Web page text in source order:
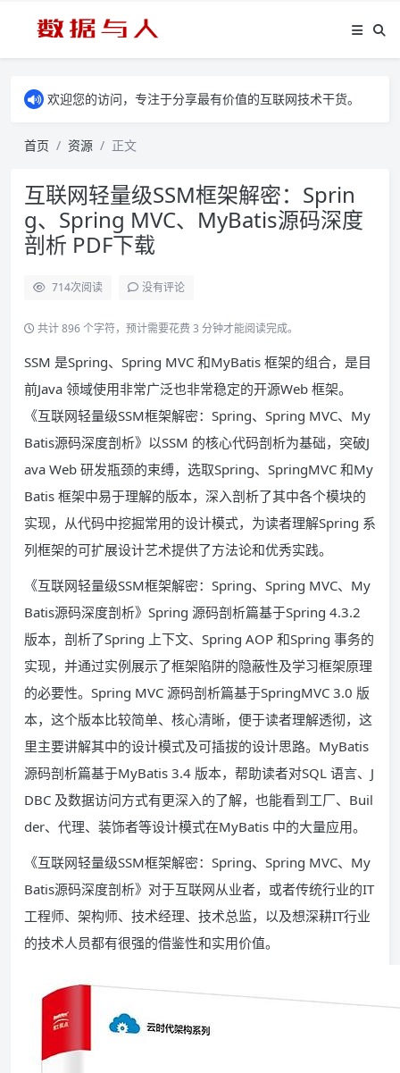
欢迎您的访问，专注于分享最有价值的互联网技术干货。
首页 资源 正文
互联网轻量级SSM框架解密：Sprin
g、Spring MVC、MyBatis源码深度
剖析 PDF下载
714次阅读 没有评论
共计 896 个字符，预计需要花费 3 分钟才能阅读完成。
SSM 是Spring、Spring MVC 和MyBatis 框架的组合，是目
前Java 领域使用非常广泛也非常稳定的开源Web 框架。
《互联网轻量级SSM框架解密：Spring、Spring MVC、My
Batis源码深度剖析》以SSM 的核心代码剖析为基础，突破J
ava Web 研发瓶颈的束缚，选取Spring、SpringMVC 和My
Batis 框架中易于理解的版本，深入剖析了其中各个模块的
实现，从代码中挖掘常用的设计模式，为读者理解Spring 系
列框架的可扩展设计艺术提供了方法论和优秀实践。
《互联网轻量级SSM框架解密：Spring、Spring MVC、My
Batis源码深度剖析》Spring 源码剖析篇基于Spring 4.3.2
版本，剖析了Spring 上下文、Spring AOP 和Spring 事务的
实现，并通过实例展示了框架陷阱的隐蔽性及学习框架原理
的必要性。Spring MVC 源码剖析篇基于SpringMVC 3.0 版
本，这个版本比较简单、核心清晰，便于读者理解透彻，这
里主要讲解其中的设计模式及可插拔的设计思路。MyBatis
源码剖析篇基于MyBatis 3.4 版本，帮助读者对SQL 语言、J
DBC 及数据访问方式有更深入的了解，也能看到工厂、Buil
der、代理、装饰者等设计模式在MyBatis 中的大量应用。
《互联网轻量级SSM框架解密：Spring、Spring MVC、My
Batis源码深度剖析》对于互联网从业者，或者传统行业的IT
工程师、架构师、技术经理、技术总监，以及想深耕IT行业
的技术人员都有很强的借鉴性和实用价值。